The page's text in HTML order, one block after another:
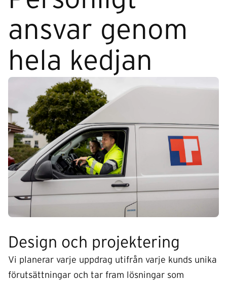
ansvar genom
hela kedjan
Design och projektering
Vi planerar varje uppdrag utifrån varje kunds unika
förutsättningar och tar fram lösningar som